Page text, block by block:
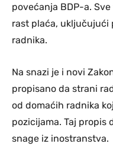
povećanja BDP-a.
rast plaća, uključujući
radnika.
Na snazi je i novi
propisano da strani
od domaćih radnika
pozicijama. Taj propis
snage iz inostranstva.